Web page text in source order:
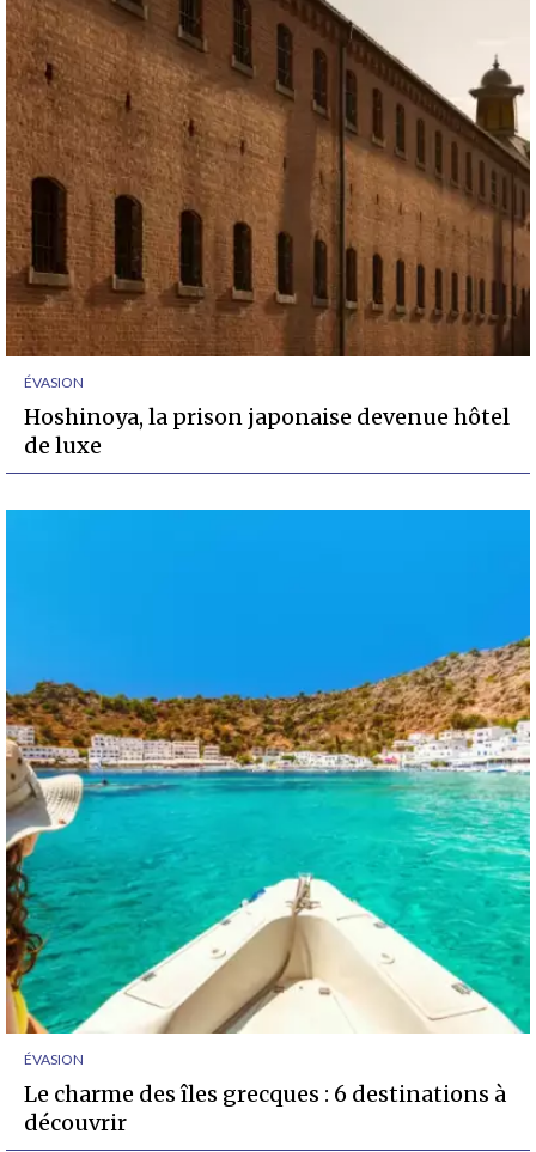
ÉVASION
Hoshinoya, la prison japonaise devenue hôtel
de luxe
ÉVASION
Le charme des îles grecques : 6 destinations à
découvrir